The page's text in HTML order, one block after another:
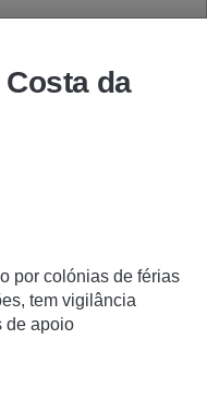
da
por colónias de férias
tem vigilância
de apoio